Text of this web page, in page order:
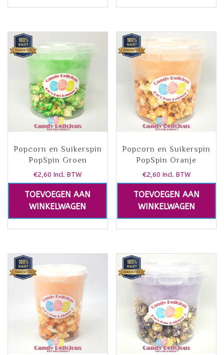
Popcorn en Suikerspin
PopSpin Groen
€2,60 Incl. BTW
TOEVOEGEN AAN
WINKELWAGEN
Popcorn en Suikerspin
PopSpin Oranje
€2,60 Incl. BTW
TOEVOEGEN AAN
WINKELWAGEN